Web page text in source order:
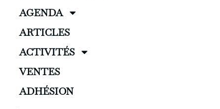
AGENDA
ARTICLES
ACTIVITÉS
VENTES
ADHÉSION